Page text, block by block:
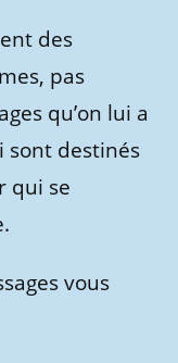
des
pas
qu’on lui a
sont destinés
qui se
vous